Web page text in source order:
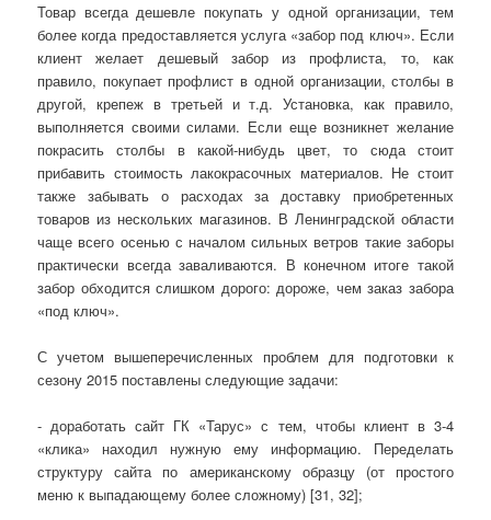
Товар всегда дешевле покупать у одной организации, тем
более когда предоставляется услуга «забор под ключ». Если
клиент желает дешевый забор из профлиста, то, как
правило, покупает профлист в одной организации, столбы в
другой, крепеж в третьей и т.д. Установка, как правило,
выполняется своими силами. Если еще возникнет желание
покрасить столбы в какой-нибудь цвет, то сюда стоит
прибавить стоимость лакокрасочных материалов. Не стоит
также забывать о расходах за доставку приобретенных
товаров из нескольких магазинов. В Ленинградской области
чаще всего осенью с началом сильных ветров такие заборы
практически всегда заваливаются. В конечном итоге такой
забор обходится слишком дорого: дороже, чем заказ забора
«под ключ».
С учетом вышеперечисленных проблем для подготовки к
сезону 2015 поставлены следующие задачи:
- доработать сайт ГК «Тарус» с тем, чтобы клиент в 3-4
«клика» находил нужную ему информацию. Переделать
структуру сайта по американскому образцу (от простого
меню к выпадающему более сложному) [31, 32];